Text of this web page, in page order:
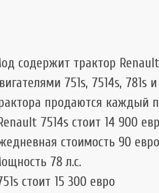
содержит трактор
751s, 7514s, 781s и
продаются каждый
7514s стоит 14 900
стоимость 90 евро
78 л.с.
стоит 15 300 евро